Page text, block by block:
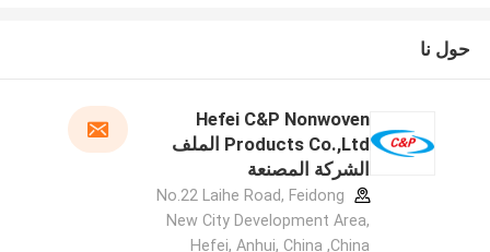
حول نا
Hefei C&P Nonwoven
Products Co.,Ltd الملف
الشركة المصنعة
No.22 Laihe Road, Feidong
New City Development Area,
Hefei, Anhui, China ,China